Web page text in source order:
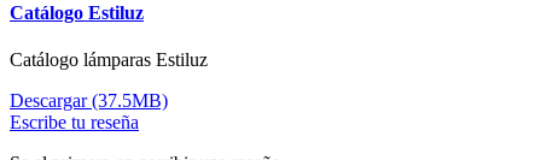
Catálogo Estiluz
Catálogo lámparas Estiluz
Descargar (37.5MB)
Escribe tu reseña